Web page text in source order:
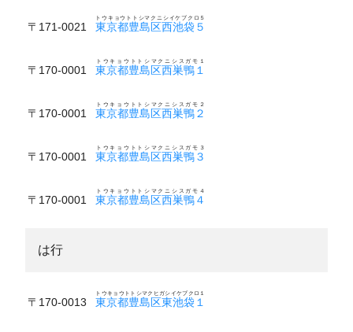
〒171-0021 東京都豊島区西池袋５
トウキョウトトシマクニシイケブクロ５
〒170-0001 東京都豊島区西巣鴨１
トウキョウトトシマクニシスガモ１
〒170-0001 東京都豊島区西巣鴨２
トウキョウトトシマクニシスガモ２
〒170-0001 東京都豊島区西巣鴨３
トウキョウトトシマクニシスガモ３
〒170-0001 東京都豊島区西巣鴨４
トウキョウトトシマクニシスガモ４
は行
〒170-0013 東京都豊島区東池袋１
トウキョウトトシマクヒガシイケブクロ１